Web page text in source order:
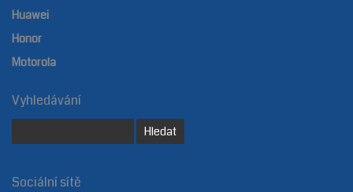
Huawei
Honor
Motorola
Vyhledávání
Sociální sítě